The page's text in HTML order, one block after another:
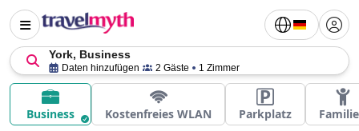
York, Business
Daten hinzufügen 2 Gäste 1 Zimmer
Business Kostenfreies WLAN Parkplatz